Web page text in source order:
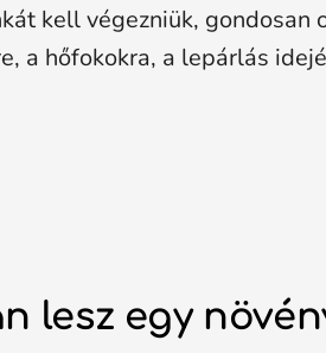
kell végezniük, gondosan
a hőfokokra, a lepárlás
lesz egy